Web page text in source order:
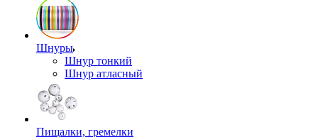
Шнуры
Шнур тонкий
Шнур атласный
Пищалки, гремелки